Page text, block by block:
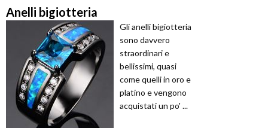
Anelli bigiotteria
Gli anelli bigiotteria
sono davvero
straordinari e
bellissimi, quasi
come quelli in oro e
platino e vengono
acquistati un po' ...